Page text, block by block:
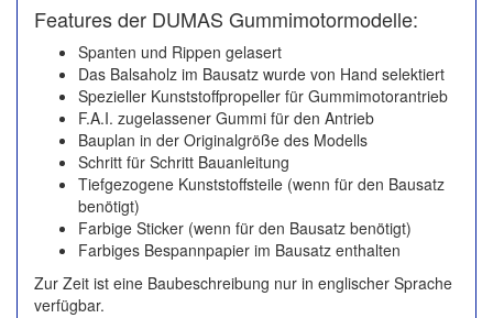
Features der DUMAS Gummimotormodelle:
Spanten und Rippen gelasert
Das Balsaholz im Bausatz wurde von Hand selektiert
Spezieller Kunststoffpropeller für Gummimotorantrieb
F.A.I. zugelassener Gummi für den Antrieb
Bauplan in der Originalgröße des Modells
Schritt für Schritt Bauanleitung
Tiefgezogene Kunststoffsteile (wenn für den Bausatz
benötigt)
Farbige Sticker (wenn für den Bausatz benötigt)
Farbiges Bespannpapier im Bausatz enthalten
Zur Zeit ist eine Baubeschreibung nur in englischer Sprache
verfügbar.